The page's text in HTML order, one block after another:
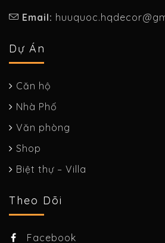
Email:
Dự Án
Căn hộ
Nhà Phố
Văn phòng
Shop
Biệt thự – Villa
Theo Dõi
Facebook